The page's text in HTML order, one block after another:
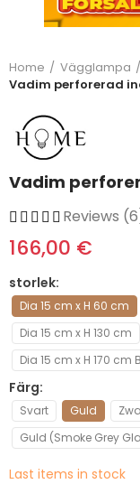
Home
Vägglampa
Vadim perforerad
Vadim
Reviews
166,00 €
storlek
Dia 15 cm x H 60 cm
Dia 15 cm x H 130 cm
Dia 15 cm x H 170 cm B
Färg
Svart Guld
Guld (Smoke Grey
Last items in stock